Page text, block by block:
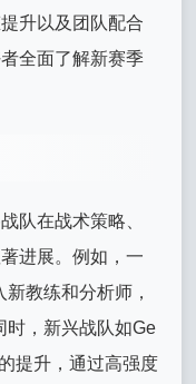
升以及团队配合
全面了解新赛季
队在战术策略、
进展。例如，一
教练和分析师，
时，新兴战队如Ge
提升，通过高强度